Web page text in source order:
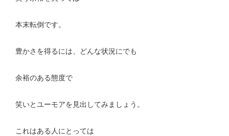
本末転倒です。
豊かさを得るには、どんな状況にでも
余裕のある態度で
笑いとユーモアを見出してみましょう。
これはある人にとっては